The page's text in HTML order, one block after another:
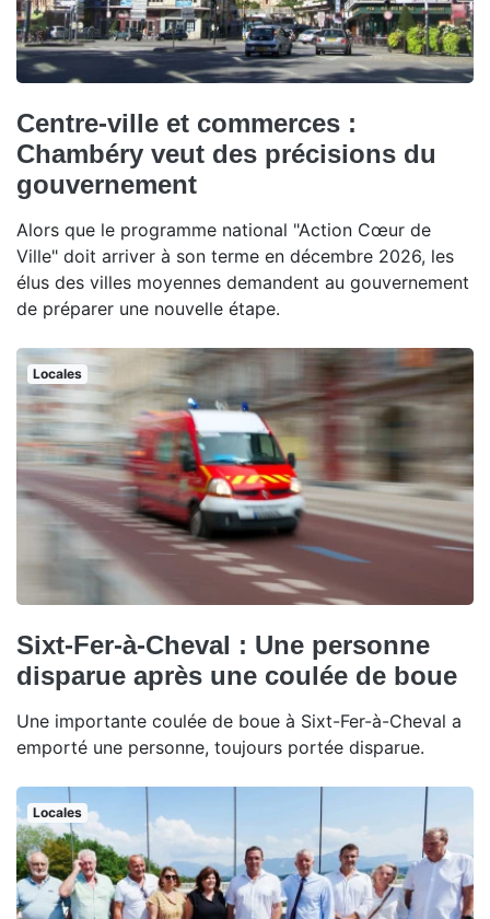
Centre-ville et commerces :
Chambéry veut des précisions du
gouvernement
Alors que le programme national "Action Cœur de
Ville" doit arriver à son terme en décembre 2026, les
élus des villes moyennes demandent au gouvernement
de préparer une nouvelle étape.
Locales
Sixt-Fer-à-Cheval : Une personne
disparue après une coulée de boue
Une importante coulée de boue à Sixt-Fer-à-Cheval a
emporté une personne, toujours portée disparue.
Locales